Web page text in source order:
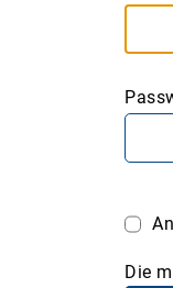
Die